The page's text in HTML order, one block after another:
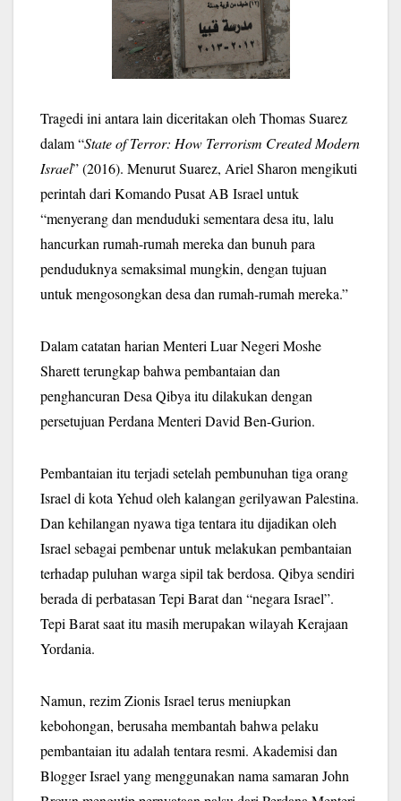
Tragedi ini antara lain diceritakan oleh Thomas Suarez
dalam “State of Terror: How Terrorism Created Modern
Israel” (2016). Menurut Suarez, Ariel Sharon mengikuti
perintah dari Komando Pusat AB Israel untuk
“menyerang dan menduduki sementara desa itu, lalu
hancurkan rumah-rumah mereka dan bunuh para
penduduknya semaksimal mungkin, dengan tujuan
untuk mengosongkan desa dan rumah-rumah mereka.”
Dalam catatan harian Menteri Luar Negeri Moshe
Sharett terungkap bahwa pembantaian dan
penghancuran Desa Qibya itu dilakukan dengan
persetujuan Perdana Menteri David Ben-Gurion.
Pembantaian itu terjadi setelah pembunuhan tiga orang
Israel di kota Yehud oleh kalangan gerilyawan Palestina.
Dan kehilangan nyawa tiga tentara itu dijadikan oleh
Israel sebagai pembenar untuk melakukan pembantaian
terhadap puluhan warga sipil tak berdosa. Qibya sendiri
berada di perbatasan Tepi Barat dan “negara Israel”.
Tepi Barat saat itu masih merupakan wilayah Kerajaan
Yordania.
Namun, rezim Zionis Israel terus meniupkan
kebohongan, berusaha membantah bahwa pelaku
pembantaian itu adalah tentara resmi. Akademisi dan
Blogger Israel yang menggunakan nama samaran John